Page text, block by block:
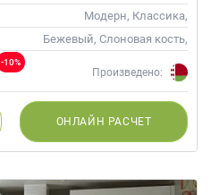
стойкой
Модерн, Классика,
Скандинавский, Неоклассика
Бежевый, Слоновая кость,
Кремовый, Коричневый,
Капучино, Бирюзовый, Голубой
-10%
Произведено:
ОНЛАЙН РАСЧЕТ